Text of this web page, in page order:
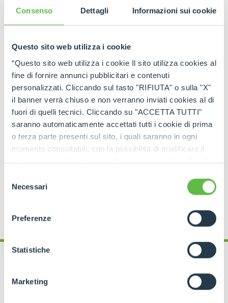
Consenso Dettagli Informazioni sui cookie
Questo sito web utilizza i cookie
“Questo sito web utilizza i cookie Il sito utilizza cookies al
fine di fornire annunci pubblicitari e contenuti
personalizzati. Cliccando sul tasto "RIFIUTA" o sulla "X"
il banner verrà chiuso e non verranno inviati cookies al di
fuori di quelli tecnici. Cliccando su "ACCETTA TUTTI"
saranno automaticamente accettati tutti i cookie di prima
o terza parte presenti sul sito, i quali saranno in ogni
momento consultabili, con la possibilità di modificare il
consenso prestato per ogni singolo cookie. Come fare?
ogni pagina, selezionare "Modifichi il suo consenso" e
dell'informativa completa nel footer presente in ogni
pagina. Per esercitare i diritti riconosciuti all'interessato ai
GDPR abbiamo predisposto una
apposita procedura.
delNecessari
Preferenze
Statistiche
Marketing
ciascuno progettato per
rispondere a esigenze
operative ben precise .
Il CingoM500 modello più compatto
perfetto peroperazioni leggere in spazi
estremamente ridotti, come serre, filari stretti o
giardini terrazzati.
I modelli intermedi come
CingoM700TD
rappresentano un connubio tradimensioni
contenuteecapacità di carico superiore, ideali
per l’ agricoltura, il giardinaggio professionale
lapiccola edilizia.